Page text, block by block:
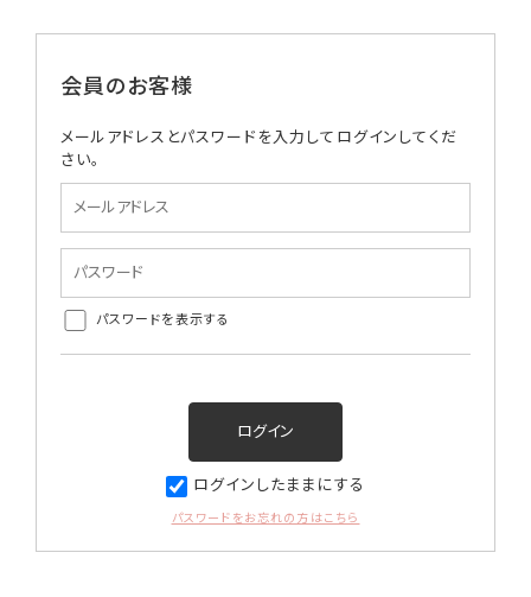
会員のお客様
メールアドレスとパスワードを入力してログインしてくだ
さい。
パスワードを表示する
ログインしたままにする
パスワードをお忘れの方はこちら